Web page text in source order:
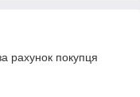
рахунок покупця